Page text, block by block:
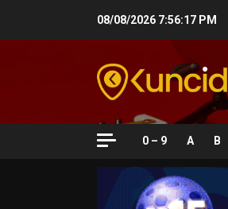
08/08/2026 7:56:18 PM
0 – 9 A B